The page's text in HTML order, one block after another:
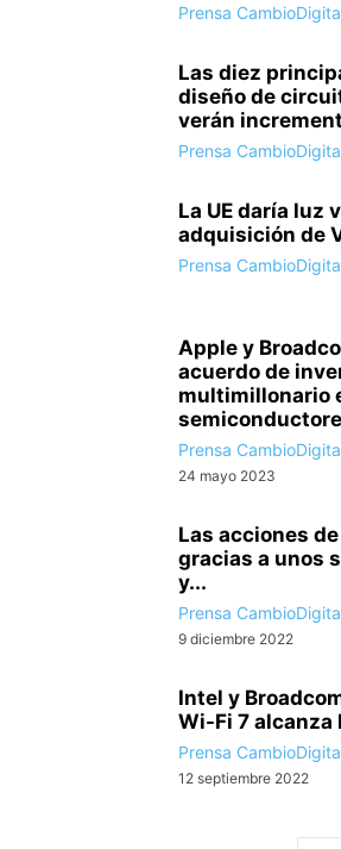
Prensa
Las diez
diseño de
verán
Prensa
La UE daría luz
adquisición de
Prensa
Apple y
acuerdo de
multimillonario
Prensa
24 mayo 2023
Las acciones
gracias a unos
y...
Prensa
9 diciembre 2022
Intel y
Wi-Fi 7 alcanza
Prensa
12 septiembre 2022